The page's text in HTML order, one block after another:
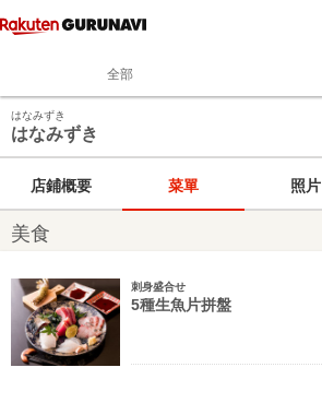
全部
はなみずき
はなみずき
店鋪概要 菜單 照片
美食
刺身盛合せ
5種生魚片拼盤